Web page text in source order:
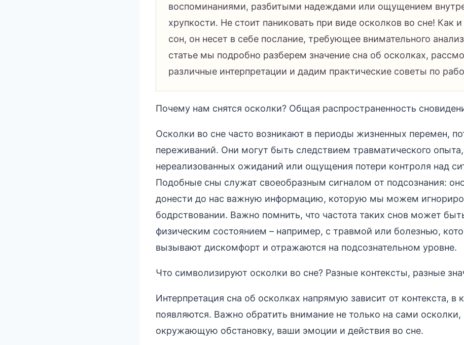
воспоминаниями, разбитыми надеждами или ощущением
хрупкости. Не стоит паниковать при виде осколков во сне! Как
сон, он несет в себе послание, требующее внимательного
статье мы подробно разберем значение сна об осколках,
различные интерпретации и дадим практические советы по
Почему нам снятся осколки? Общая распространенность
Осколки во сне часто возникают в периоды жизненных перемен,
переживаний. Они могут быть следствием травматического опыта,
нереализованных ожиданий или ощущения потери контроля над
Подобные сны служат своеобразным сигналом от подсознания:
донести до нас важную информацию, которую мы можем
бодрствовании. Важно помнить, что частота таких снов может
физическим состоянием – например, с травмой или болезнью,
вызывают дискомфорт и отражаются на подсознательном уровне.
Что символизируют осколки во сне? Разные контексты, разные
Интерпретация сна об осколках напрямую зависит от контекста, в
появляются. Важно обратить внимание не только на сами осколки,
окружающую обстановку, ваши эмоции и действия во сне.